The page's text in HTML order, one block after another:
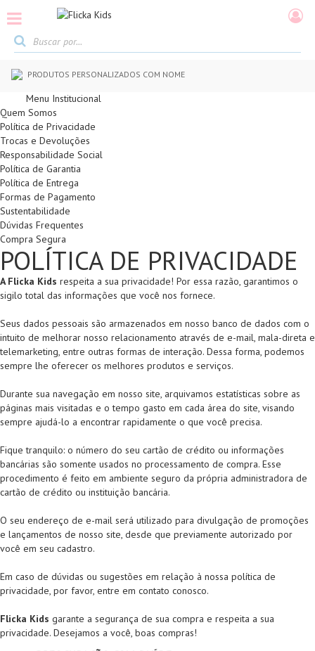
PRODUTOS PERSONALIZADOS COM NOME
Menu Institucional
Quem Somos
Política de Privacidade
Trocas e Devoluções
Responsabilidade Social
Política de Garantia
Política de Entrega
Formas de Pagamento
Sustentabilidade
Dúvidas Frequentes
Compra Segura
POLÍTICA DE PRIVACIDADE
A Flicka Kids respeita a sua privacidade! Por essa razão, garantimos o
sigilo total das informações que você nos fornece.
Seus dados pessoais são armazenados em nosso banco de dados com o
intuito de melhorar nosso relacionamento através de e-mail, mala-direta e
telemarketing, entre outras formas de interação. Dessa forma, podemos
sempre lhe oferecer os melhores produtos e serviços.
Durante sua navegação em nosso site, arquivamos estatísticas sobre as
páginas mais visitadas e o tempo gasto em cada área do site, visando
sempre ajudá-lo a encontrar rapidamente o que você precisa.
Fique tranquilo: o número do seu cartão de crédito ou informações
bancárias são somente usados no processamento de compra. Esse
procedimento é feito em ambiente seguro da própria administradora de
cartão de crédito ou instituição bancária.
O seu endereço de e-mail será utilizado para divulgação de promoções
e lançamentos de nosso site, desde que previamente autorizado por
você em seu cadastro.
Em caso de dúvidas ou sugestões em relação à nossa política de
privacidade, por favor, entre em contato conosco.
Flicka Kids garante a segurança de sua compra e respeita a sua
privacidade. Desejamos a você, boas compras!